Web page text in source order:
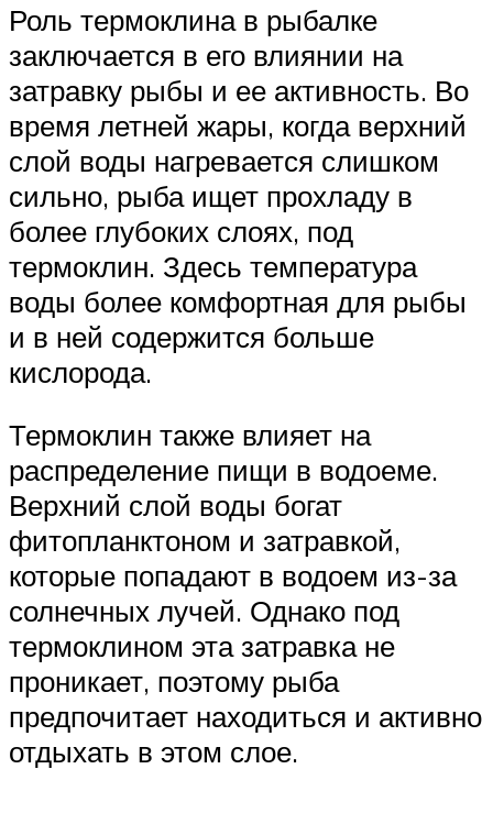
Роль термоклина в рыбалке
заключается в его влиянии на
затравку рыбы и ее активность. Во
время летней жары, когда верхний
слой воды нагревается слишком
сильно, рыба ищет прохладу в
более глубоких слоях, под
термоклин. Здесь температура
воды более комфортная для рыбы
и в ней содержится больше
кислорода.
Термоклин также влияет на
распределение пищи в водоеме.
Верхний слой воды богат
фитопланктоном и затравкой,
которые попадают в водоем из-за
солнечных лучей. Однако под
термоклином эта затравка не
проникает, поэтому рыба
предпочитает находиться и активно
отдыхать в этом слое.